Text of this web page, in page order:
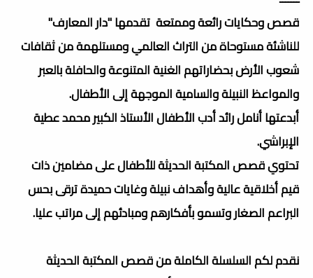
قصص وحكايات رائعة وممتعة تقدمها "دار المعارف"
للناشئة مستوحاة من التراث العالمي ومستلهمة من ثقافات
شعوب الأرض بحضاراتهم الغنية المتنوعة والحافلة بالعبر
والمواعظ النبيلة والسامية الموجهة إلى الأطفال.
أبدعتها أنامل رائد أدب الأطفال الأستاذ الكبير محمد عطية
الإبراشي.
تحتوي قصص المكتبة الحديثة للأطفال على مضامين ذات
قيم أخلاقية عالية وأهداف نبيلة وغايات حميدة ترقى بحس
البراعم الصغار وتسمو بأفكارهم ومبادئهم إلى مراتب عليا.
نقدم لكم السلسلة الكاملة من قصص المكتبة الحديثة